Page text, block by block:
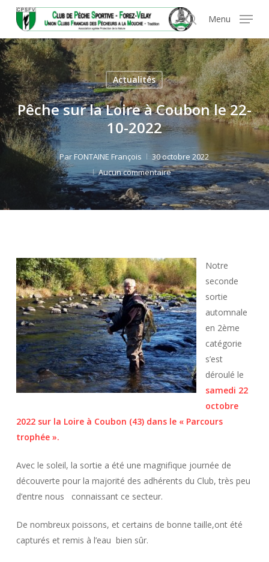
Panneau de gestion des cookies
main
content
search
Menu
Actualités
Pêche sur la Loire à Coubon le 22-
10-2022
ParFONTAINE François
30 octobre 2022
Aucun commentaire
Notre
seconde
sortie
automnale
en 2ème
catégorie
s’est
déroulé le
samedi 22
octobre
2022 sur la Loire à Coubon (43) dans le « Parcours
trophée ».
Avec le soleil, la sortie a été une magnifique journée de
découverte pour la majorité des adhérents du Club, très peu
d’entre nous connaissant ce secteur.
De nombreux poissons, et certains de bonne taille,ont été
capturés et remis à l’eau bien sûr.